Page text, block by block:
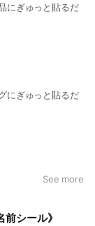
にぎゅっと貼るだ
にぎゅっと貼るだ
See more
シール》